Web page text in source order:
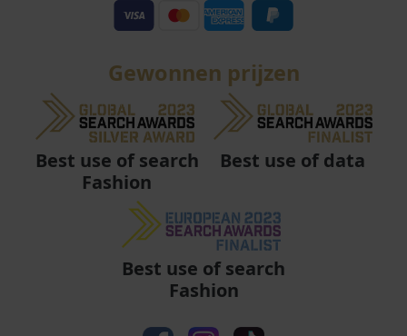
Gewonnen prijzen
Best use of search
Fashion
Best use of data
Best use of search
Fashion